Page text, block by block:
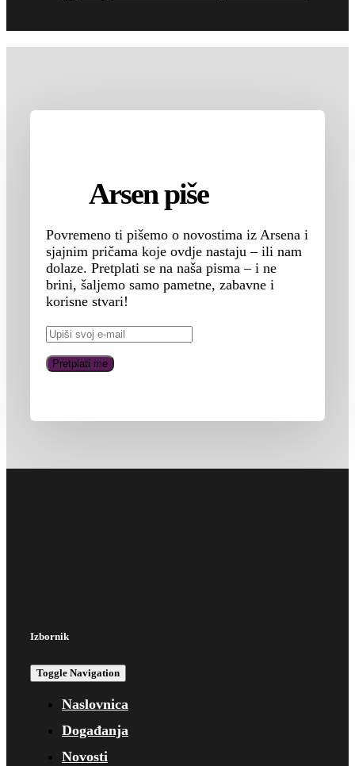
Arsen piše
Povremeno ti pišemo o novostima iz Arsena i
sjajnim pričama koje ovdje nastaju – ili nam
dolaze. Pretplati se na naša pisma – i ne
brini, šaljemo samo pametne, zabavne i
korisne stvari!
Izbornik
Toggle Navigation
Naslovnica
Događanja
Novosti